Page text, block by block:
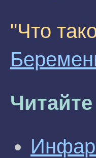
"Что